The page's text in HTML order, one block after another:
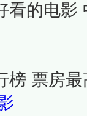
看的电影
榜 票房